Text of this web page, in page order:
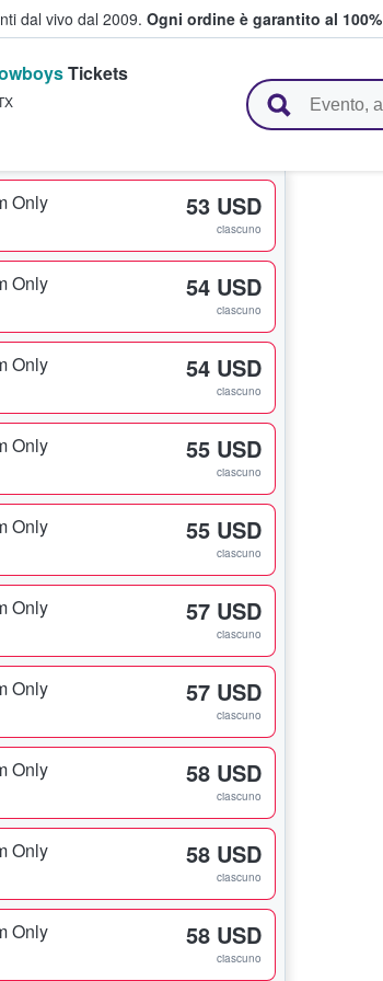
dal vivo dal 2009. Ogni ordine è garantito al 100%
vendono biglietti
Tickets
Only 53 USD
ciascuno
Only 54 USD
ciascuno
Only 54 USD
ciascuno
Only 55 USD
ciascuno
Only 55 USD
ciascuno
Only 57 USD
ciascuno
Only 57 USD
ciascuno
Only 58 USD
ciascuno
Only 58 USD
ciascuno
Only 58 USD
ciascuno